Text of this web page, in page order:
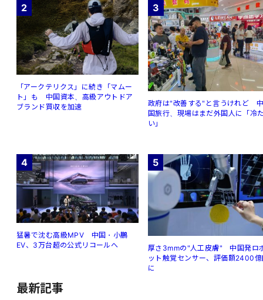
2
「アークテリクス」に続き「マムー
ト」も 中国資本、高級アウトドア
ブランド買収を加速
3
政府は"改善する"と言うけれど
国旅行、現場はまだ外国人に「冷
い」
4
猛暑で沈む高級MPV 中国・小鵬
EV、3万台超の公式リコールへ
5
厚さ3mmの"人工皮膚" 中国発ロ
ット触覚センサー、評価額2400
に
最新記事